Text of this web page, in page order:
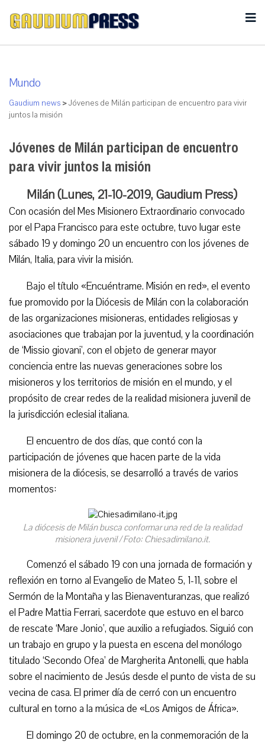
Mundo
Gaudium news >Jóvenes de Milán participan de encuentro para vivir
juntos la misión
Jóvenes de Milán participan de encuentro
para vivir juntos la misión
Milán (Lunes, 21-10-2019, Gaudium Press)
Con ocasión del Mes Misionero Extraordinario convocado
por el Papa Francisco para este octubre, tuvo lugar este
sábado 19 y domingo 20 un encuentro con los jóvenes de
Milán, Italia, para vivir la misión.
Bajo el título «Encuéntrame. Misión en red», el evento
fue promovido por la Diócesis de Milán con la colaboración
de las organizaciones misioneras, entidades religiosas y
asociaciones que trabajan por la juventud, y la coordinación
de ‘Missio giovani’, con el objeto de generar mayor
conciencia entre las nuevas generaciones sobre los
misioneros y los territorios de misión en el mundo, y el
propósito de crear redes de la realidad misionera juvenil de
la jurisdicción eclesial italiana.
El encuentro de dos días, que contó con la
participación de jóvenes que hacen parte de la vida
misionera de la diócesis, se desarrolló a través de varios
momentos:
La diócesis de Milán busca conformar una red de la realidad
misionera juvenil / Foto: Chiesadimilano.it.
Comenzó el sábado 19 con una jornada de formación y
reflexión en torno al Evangelio de Mateo 5, 1-11, sobre el
Sermón de la Montaña y las Bienaventuranzas, que realizó
el Padre Mattia Ferrari, sacerdote que estuvo en el barco
de rescate ‘Mare Jonio’, que auxilio a refugiados. Siguió con
un trabajo en grupo y la puesta en escena del monólogo
titulado ‘Secondo Ofea’ de Margherita Antonelli, que habla
sobre el nacimiento de Jesús desde el punto de vista de su
vecina de casa. El primer día de cerró con un encuentro
cultural en torno a la música de «Los Amigos de África».
El domingo 20 de octubre, en la conmemoración de la